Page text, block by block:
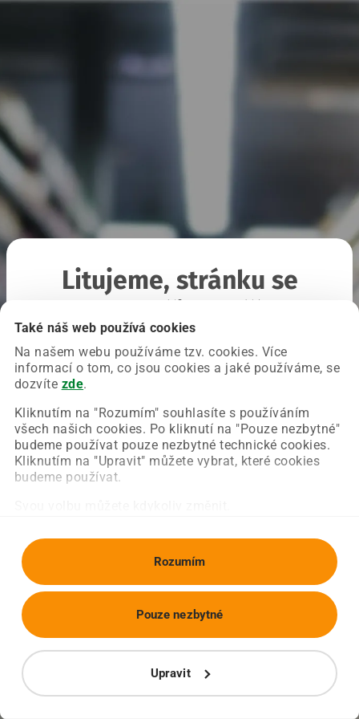
Také náš web používá cookies
Na našem webu používáme tzv. cookies. Více
informací o tom, co jsou cookies a jaké používáme, se
dozvíte zde.
Kliknutím na "Rozumím" souhlasíte s používáním
všech našich cookies. Po kliknutí na "Pouze nezbytné"
budeme používat pouze nezbytné technické cookies.
Kliknutím na "Upravit" můžete vybrat, které cookies
budeme používat.
Rozumím
Upravit
Pouze nezbytné
Litujeme, stránku se
Chyba nastala na naší straně a už ji opravujeme.
Zkuste prosím znovu načíst požadovanou stránku.
Obnovit stránku Úvodní strana